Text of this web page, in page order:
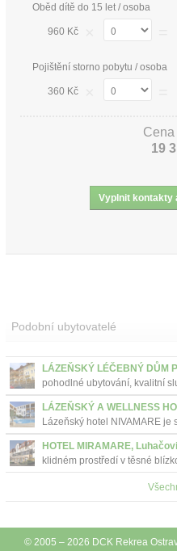
Oběd dítě do 15 let / osoba
960 Kč
Pojištění storno pobytu / osoba
360 Kč
19
Podobní ubytovatelé
LÁZEŇSKÝ LÉČEBNÝ DŮM
pohodlné ubytování, kvalitní
vlastním bazénem, léčivým
LÁZEŇSKÝ A WELLNESS
Lázeňský hotel NIVAMARE
MIRAMARE Luhačovice.
kolonády a ...
HOTEL MIRAMARE,
klidném prostředí v těsné
© 2005 – 2026 DCK Rekrea